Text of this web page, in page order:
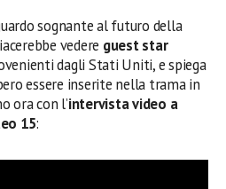
sognante al futuro della
vedere guest star
dagli Stati Uniti, e spiega
essere inserite nella trama in
ora con l’intervista video a
15: